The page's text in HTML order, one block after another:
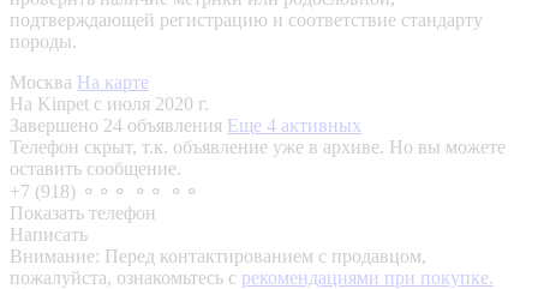
подтверждающей регистрацию и соответствие стандарту
породы.
Москва На карте
На Kinpet c июля 2020 г.
Завершено 24 объявления Еще 4 активных
Телефон скрыт, т.к. объявление уже в архиве. Но вы можете
оставить сообщение.
+7 (918) ⚬⚬⚬ ⚬⚬ ⚬⚬
Показать телефон
Написать
Внимание: Перед контактированием с продавцом,
пожалуйста, ознакомьтесь с рекомендациями при покупке.